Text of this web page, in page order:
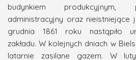
budynkiem produkcyjnym,
administracyjny oraz nieistniejące
grudnia 1861 roku nastąpiło
zakładu. W kolejnych dniach w
latarnie zasilane gazem. W